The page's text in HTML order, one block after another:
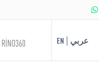
RİNO360 EN عربي